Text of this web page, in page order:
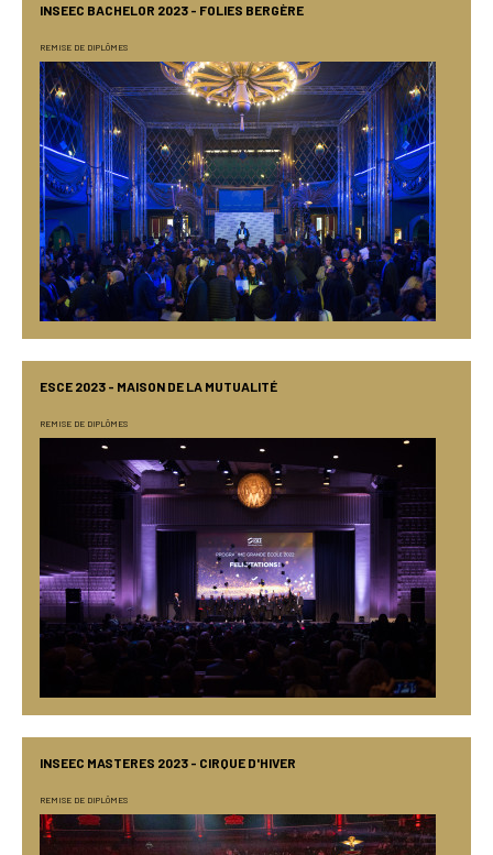
INSEEC BACHELOR 2023 - FOLIES BERGÈRE
REMISE DE DIPLÔMES
ESCE 2023 - MAISON DE LA MUTUALITÉ
REMISE DE DIPLÔMES
INSEEC MASTERES 2023 - CIRQUE D'HIVER
REMISE DE DIPLÔMES